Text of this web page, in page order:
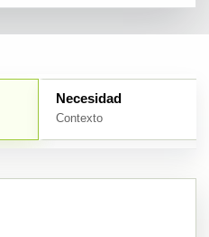
Necesidad
Contexto